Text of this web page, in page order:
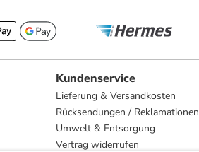
Kundenservice
Lieferung & Versandkosten
Rücksendungen / Reklamationen
Umwelt & Entsorgung
Vertrag widerrufen